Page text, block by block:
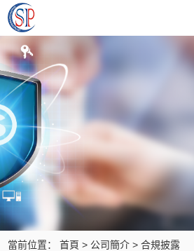
當前位置： 首頁 > 公司簡介> 合規披露